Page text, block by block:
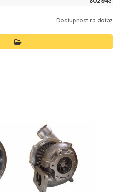
Dostupnost na dotaz